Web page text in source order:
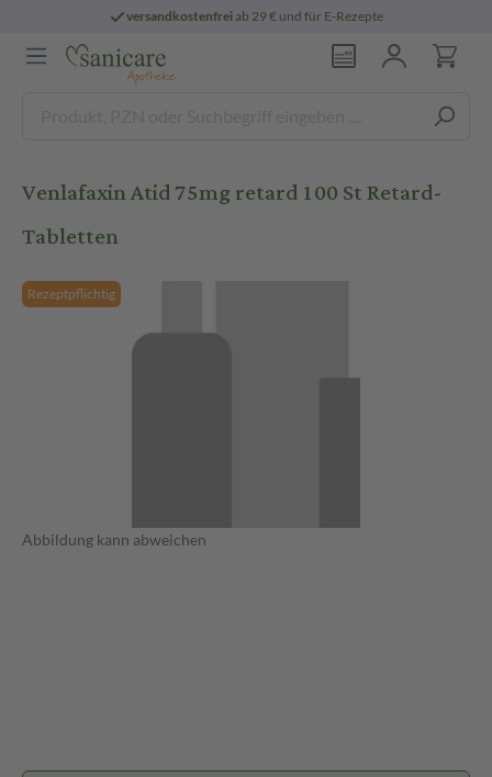
versandkostenfreiab 29 € und für E-Rezepte
Venlafaxin Atid 75mg retard 100 St Retard-
Tabletten
Rezeptpflichtig
Abbildung kann abweichen